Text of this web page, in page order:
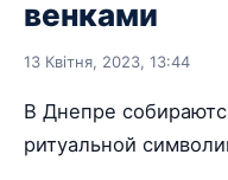
венками
13 Квітня, 2023, 13:44
В Днепре
ритуальной